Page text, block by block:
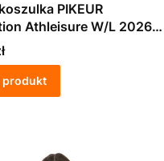
PIKEUR
Athleisure W/L 2026
produkt